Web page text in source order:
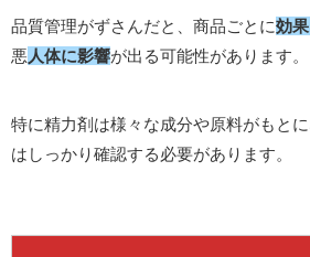
品質管理がずさんだと、商品ごとに効
悪人体に影響が出る可能性があります。
特に精力剤は様々な成分や原料がもと
はしっかり確認する必要があります。